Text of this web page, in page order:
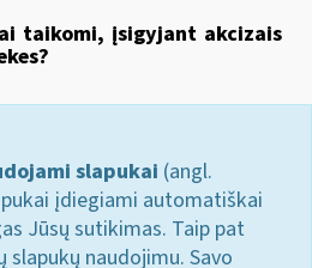
taikomi, įsigyjant akcizais
slapukai (angl.
įdiegiami automatiškai
Jūsų sutikimas. Taip pat
naudojimu. Savo